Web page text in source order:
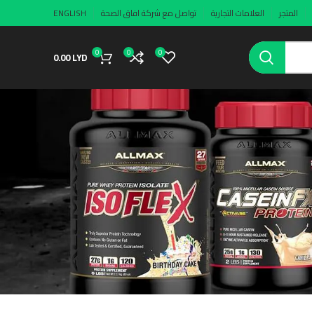
المتجر العلامات التجارية تواصل مع شركة افاق الصحة ENGLISH
0
0
0
0.00LYD